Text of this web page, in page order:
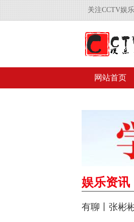
关注CCTV娱
网站首页
娱乐资讯
有聊丨张彬